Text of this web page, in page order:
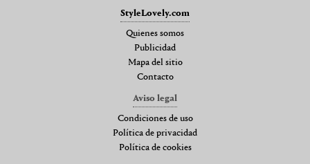
StyleLovely.com
Quienes somos
Publicidad
Mapa del sitio
Contacto
Aviso legal
Condiciones de uso
Política de privacidad
Política de cookies